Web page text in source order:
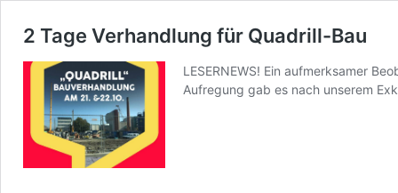
2 Tage Verhandlung für Quadrill-Bau
LESERNEWS! Ein aufmerksamer
Aufregung gab es nach unserem